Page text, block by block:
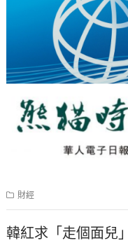
財經
韓紅求「走個面兒